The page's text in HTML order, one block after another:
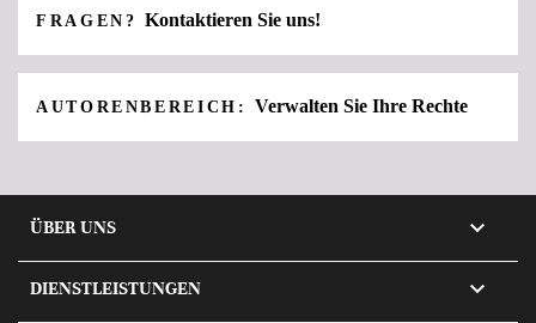
FRAGEN?Kontaktieren Sie uns!
AUTORENBEREICH: Verwalten Sie Ihre Rechte
ÜBER UNS 
DIENSTLEISTUNGEN 